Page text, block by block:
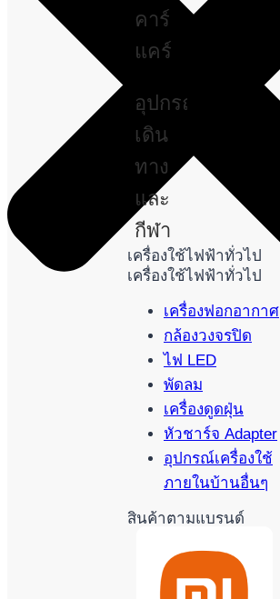
คาร์
แคร์
อุปกรณ์
เดิน
ทาง
และ
กีฬา
เครื่องใช้ไฟฟ้าทั่วไป
เครื่องใช้ไฟฟ้าทั่วไป
เครื่องฟอกอากาศ
กล้องวงจรปิด
ไฟ LED
พัดลม
เครื่องดูดฝุ่น
หัวชาร์จ Adapter
อุปกรณ์เครื่องใช้
ภายในบ้านอื่นๆ
สินค้าตามแบรนด์